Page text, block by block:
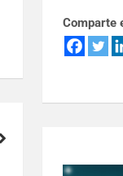
Comparte